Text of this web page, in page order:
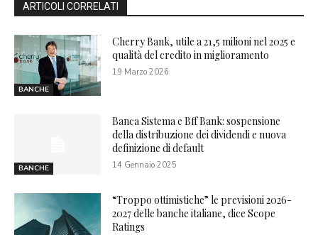
ARTICOLI CORRELATI
BANCHE
Cherry Bank, utile a 21,5 milioni nel 2025 e
qualità del credito in miglioramento
19 Marzo 2026
BANCHE
Banca Sistema e Bff Bank: sospensione
della distribuzione dei dividendi e nuova
definizione di default
14 Gennaio 2025
“Troppo ottimistiche” le previsioni 2026-
2027 delle banche italiane, dice Scope
Ratings